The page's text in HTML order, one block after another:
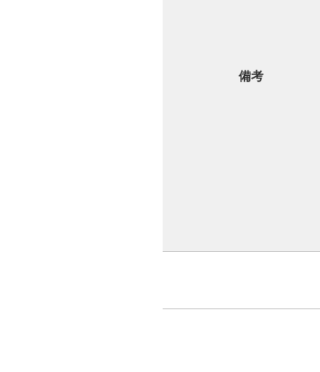
備考